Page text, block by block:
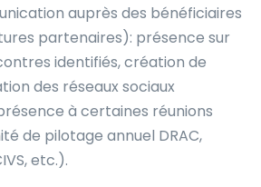
auprès des bénéficiaires
partenaires): présence sur
identifiés, création de
des réseaux sociaux
à certaines réunions
de pilotage annuel DRAC,
etc.).